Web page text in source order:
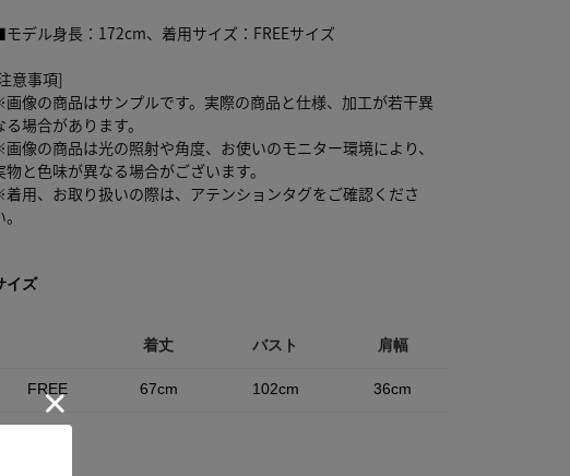
デル身長：172cm、着用サイズ：FREEサイズ
意事項]
像の商品はサンプルです。実際の商品と仕様、加工が若干異
る場合があります。
像の商品は光の照射や角度、お使いのモニター環境により、
物と色味が異なる場合がございます。
用、お取り扱いの際は、アテンションタグをご確認くださ
イズ
着丈 バスト 肩幅
FREE 67cm 102cm 36cm